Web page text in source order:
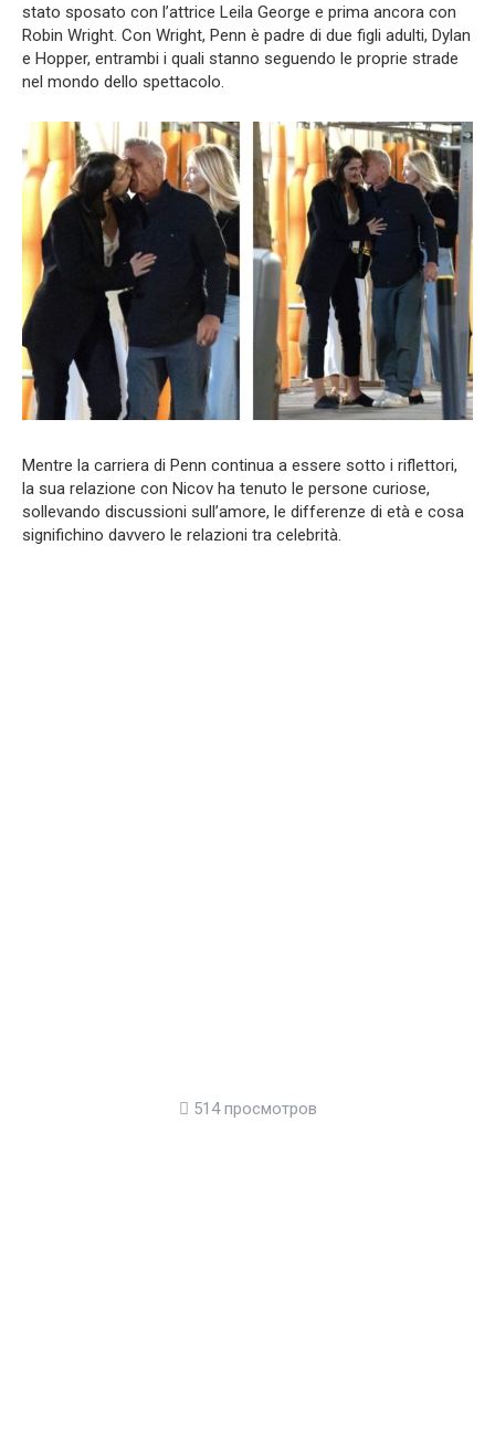
stato sposato con l’attrice Leila George e prima ancora con
Robin Wright. Con Wright, Penn è padre di due figli adulti, Dylan
e Hopper, entrambi i quali stanno seguendo le proprie strade
nel mondo dello spettacolo.
Mentre la carriera di Penn continua a essere sotto i riflettori,
la sua relazione con Nicov ha tenuto le persone curiose,
sollevando discussioni sull’amore, le differenze di età e cosa
significhino davvero le relazioni tra celebrità.
514 просмотров